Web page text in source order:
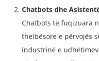
Chatbots dhe
Chatbots të fuqizuara
thelbësore e përvojës
industrinë e